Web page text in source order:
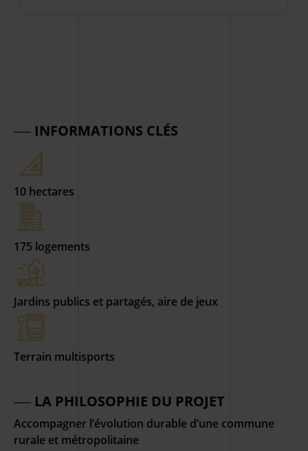
INFORMATIONS CLÉS
10 hectares
175 logements
Jardins publics et partagés, aire de jeux
Terrain multisports
LA PHILOSOPHIE DU PROJET
Accompagner l’évolution durable d’une commune
rurale et métropolitaine